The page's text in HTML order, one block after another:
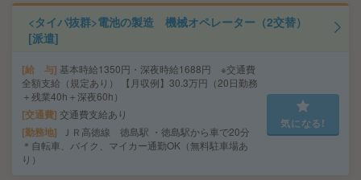
<タイパ抜群>電池の製造 機械オペレーター（2交替）
[派遣]
給 与 基本時給1350円・深夜時給1688円 ※交通費
全額支給（規定あり） 【月収例】30.3万円（20日勤務
＋残業40h＋深夜60h）
交通費 交通費支給あり
勤務地
ＪＲ高徳線 徳島駅 ・徳島駅から車で20分
＊自転車、バイク、マイカー通勤OK（無料駐車場あ
り）
気になる!